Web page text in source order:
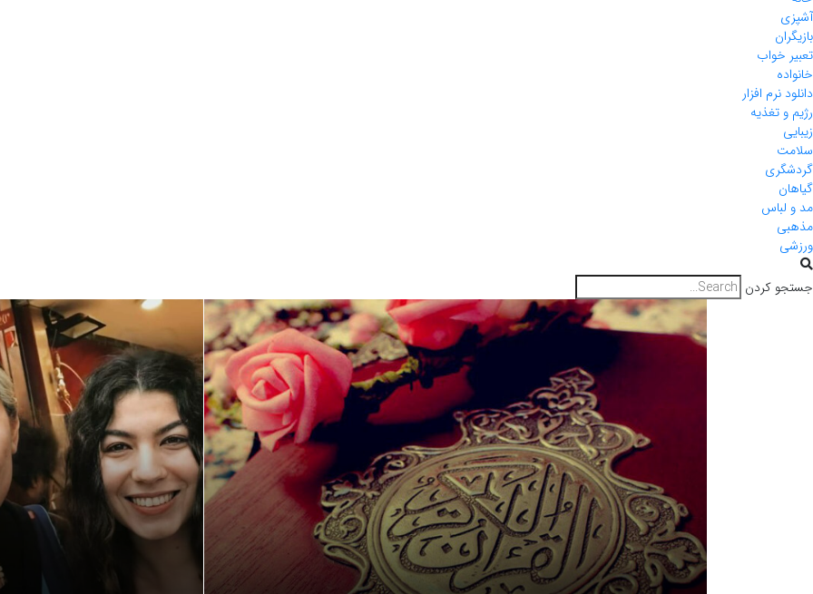
آشپزی
بازیگران
تعبیر خواب
خانواده
دانلود نرم افزار
رژیم و تغذیه
زیبایی
سلامت
گردشگری
گیاهان
مد و لباس
مذهبی
ورزشی
جستجو کردن